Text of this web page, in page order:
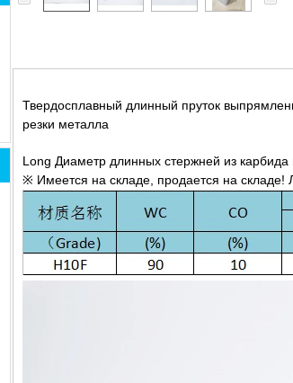
Твердосплавный длинный пруток
резки металла
Long Диаметр длинных стержней из
※ Имеется на складе, продается на